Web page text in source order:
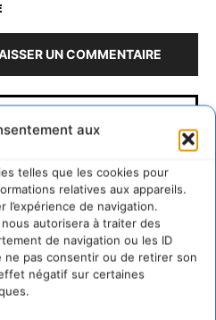
aux
telles que les cookies pour
relatives aux appareils.
l’expérience de navigation.
autorisera à traiter des
de navigation ou les ID
pas consentir ou de retirer son
négatif sur certaines
UN COMMENTAIRE
Cdurable